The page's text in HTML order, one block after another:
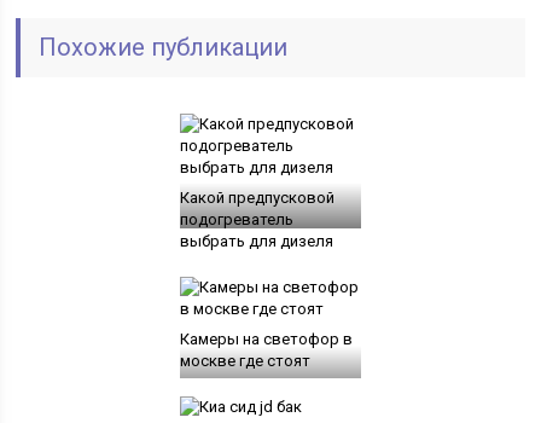
Похожие публикации
Какой предпусковой
подогреватель
выбрать для дизеля
Камеры на светофор в
москве где стоят